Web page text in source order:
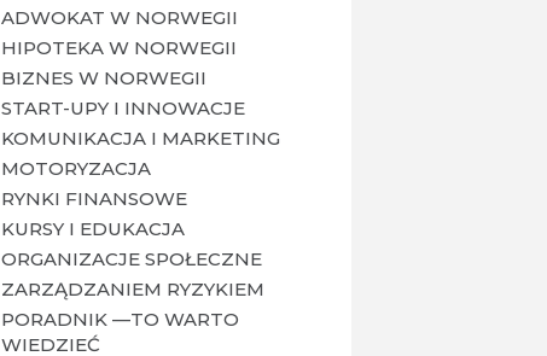
ADWOKAT W NORWEGII
HIPOTEKA W NORWEGII
BIZNES W NORWEGII
START-UPY I INNOWACJE
KOMUNIKACJA I MARKETING
MOTORYZACJA
RYNKI FINANSOWE
KURSY I EDUKACJA
ORGANIZACJE SPOŁECZNE
ZARZĄDZANIEM RYZYKIEM
PORADNIK —TO WARTO
WIEDZIEĆ